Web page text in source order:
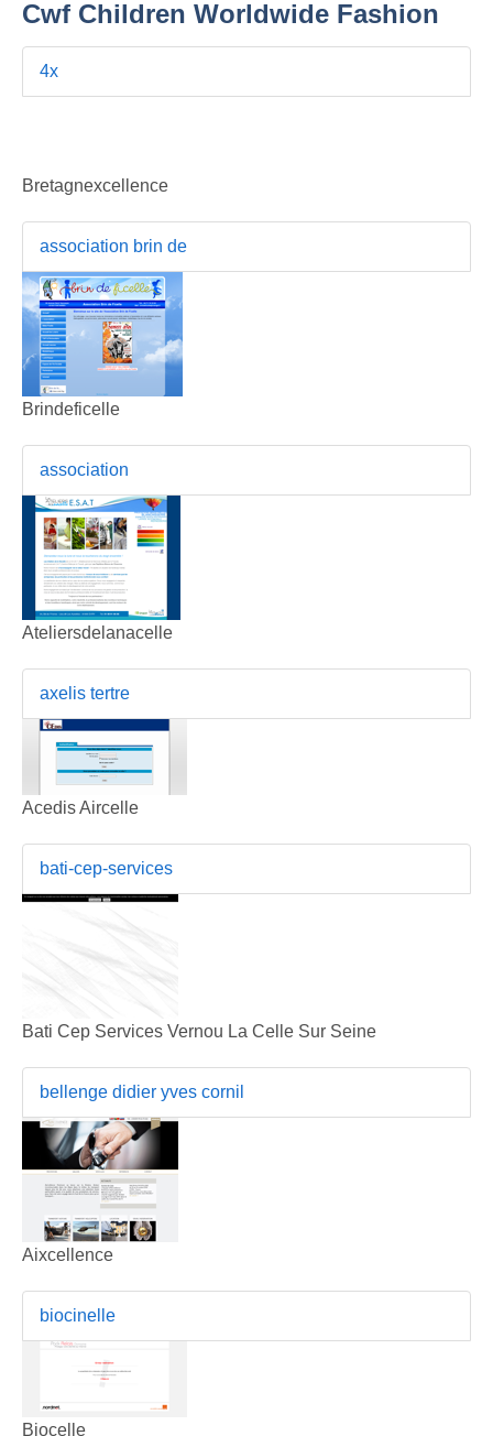
Cwf Children Worldwide Fashion
4x
Bretagnexcellence
association brin de
Brindeficelle
association
Ateliersdelanacelle
axelis tertre
Acedis Aircelle
bati-cep-services
Bati Cep Services Vernou La Celle Sur Seine
bellenge didier yves cornil
Aixcellence
biocinelle
Biocelle